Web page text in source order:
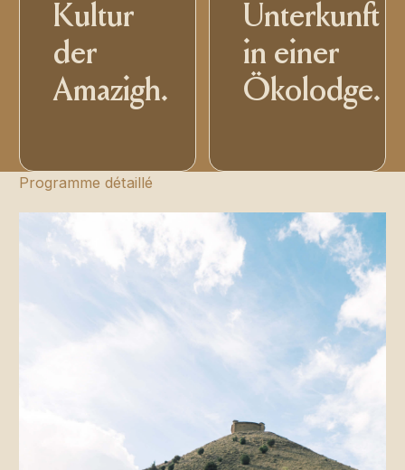
Kultur
der
Amazigh.
Unterkunft
in einer
Ökolodge.
Programme détaillé